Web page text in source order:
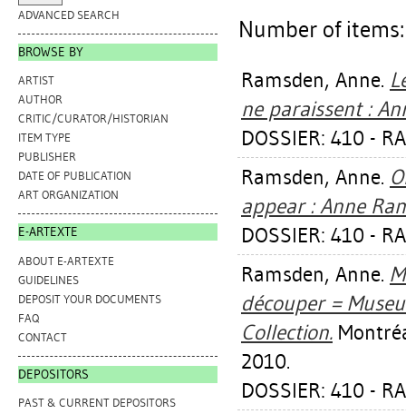
ADVANCED SEARCH
BROWSE BY
ARTIST
AUTHOR
CRITIC/CURATOR/HISTORIAN
ITEM TYPE
PUBLISHER
DATE OF PUBLICATION
ART ORGANIZATION
E-ARTEXTE
ABOUT E-ARTEXTE
GUIDELINES
DEPOSIT YOUR DOCUMENTS
FAQ
CONTACT
DEPOSITORS
PAST & CURRENT DEPOSITORS
Number of
Ramsden, Anne.
ne paraissent :
DOSSIER: 410 -
Ramsden, Anne.
appear : Anne
DOSSIER: 410 -
Ramsden, Anne.
découper =
Collection.
2010.
DOSSIER: 410 -